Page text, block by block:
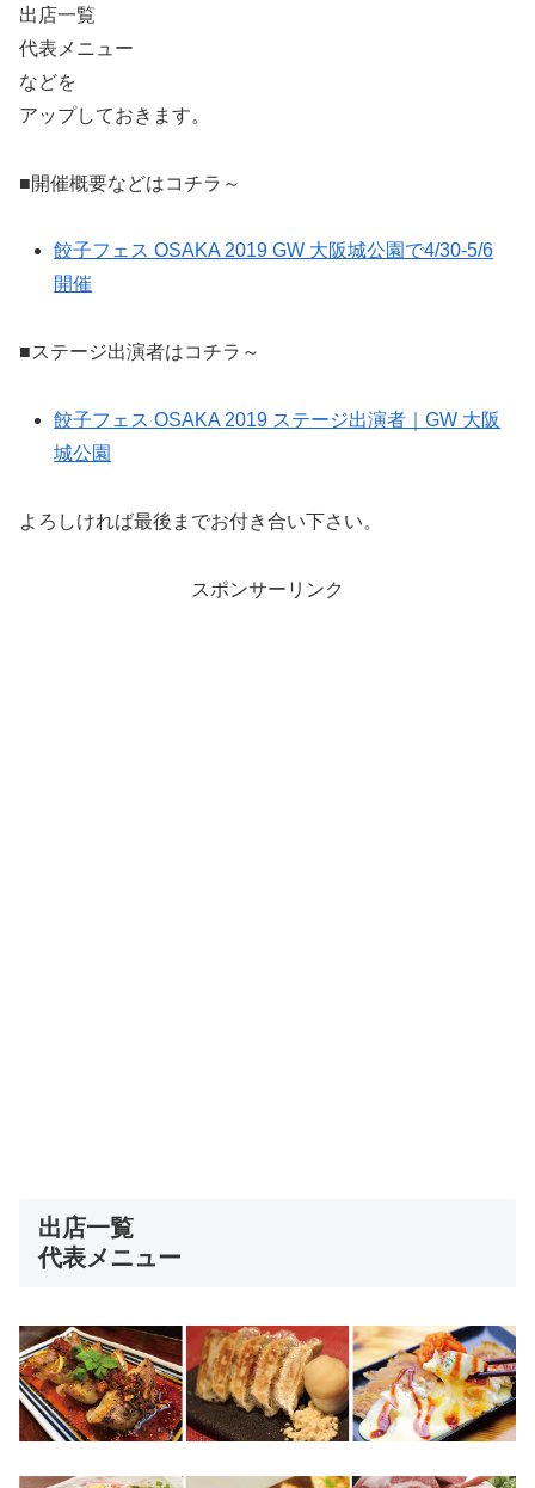
出店一覧
代表メニュー
などを
アップしておきます。
■開催概要などはコチラ～
餃子フェス OSAKA 2019 GW 大阪城公園で4/30-5/6
開催
■ステージ出演者はコチラ～
餃子フェス OSAKA 2019 ステージ出演者｜GW 大阪
城公園
よろしければ最後までお付き合い下さい。
スポンサーリンク
出店一覧
代表メニュー